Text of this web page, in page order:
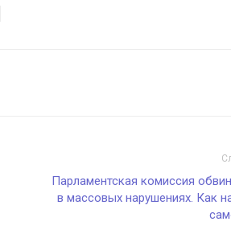
Парламентская комиссия
в массовых нарушениях. Как